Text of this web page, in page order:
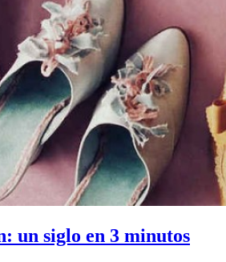
un siglo en 3 minutos